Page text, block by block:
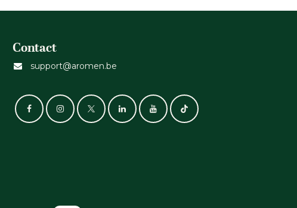
Contact
support@aromen.be